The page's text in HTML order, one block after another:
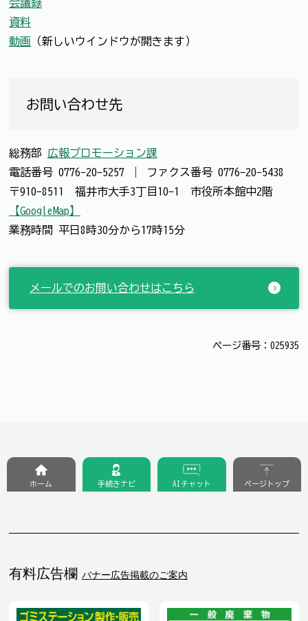
会議録
資料
動画 （新しいウインドウが開きます）
お問い合わせ先
総務部 広報プロモーション課
電話番号 0776-20-5257 ファクス番号 0776-20-5438
〒910-8511 福井市大手3丁目10-1 市役所本館中2階
【GoogleMap】
業務時間 平日8時30分から17時15分
メールでのお問い合わせはこちら
ページ番号：025935
有料広告欄 バナー広告掲載のご案内
ホーム 手続きナビ AIチャット ページトップ